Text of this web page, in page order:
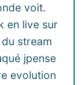
voit.
en live sur
stream
jpense
evolution